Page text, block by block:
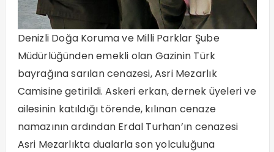
Denizli Doğa Koruma ve Milli Parklar Şube
Müdürlüğünden emekli olan Gazinin Türk
bayrağına sarılan cenazesi, Asri Mezarlık
Camisine getirildi. Askeri erkan, dernek üyeleri ve
ailesinin katıldığı törende, kılınan cenaze
namazının ardından Erdal Turhan’ın cenazesi
Asri Mezarlıkta dualarla son yolculuğuna